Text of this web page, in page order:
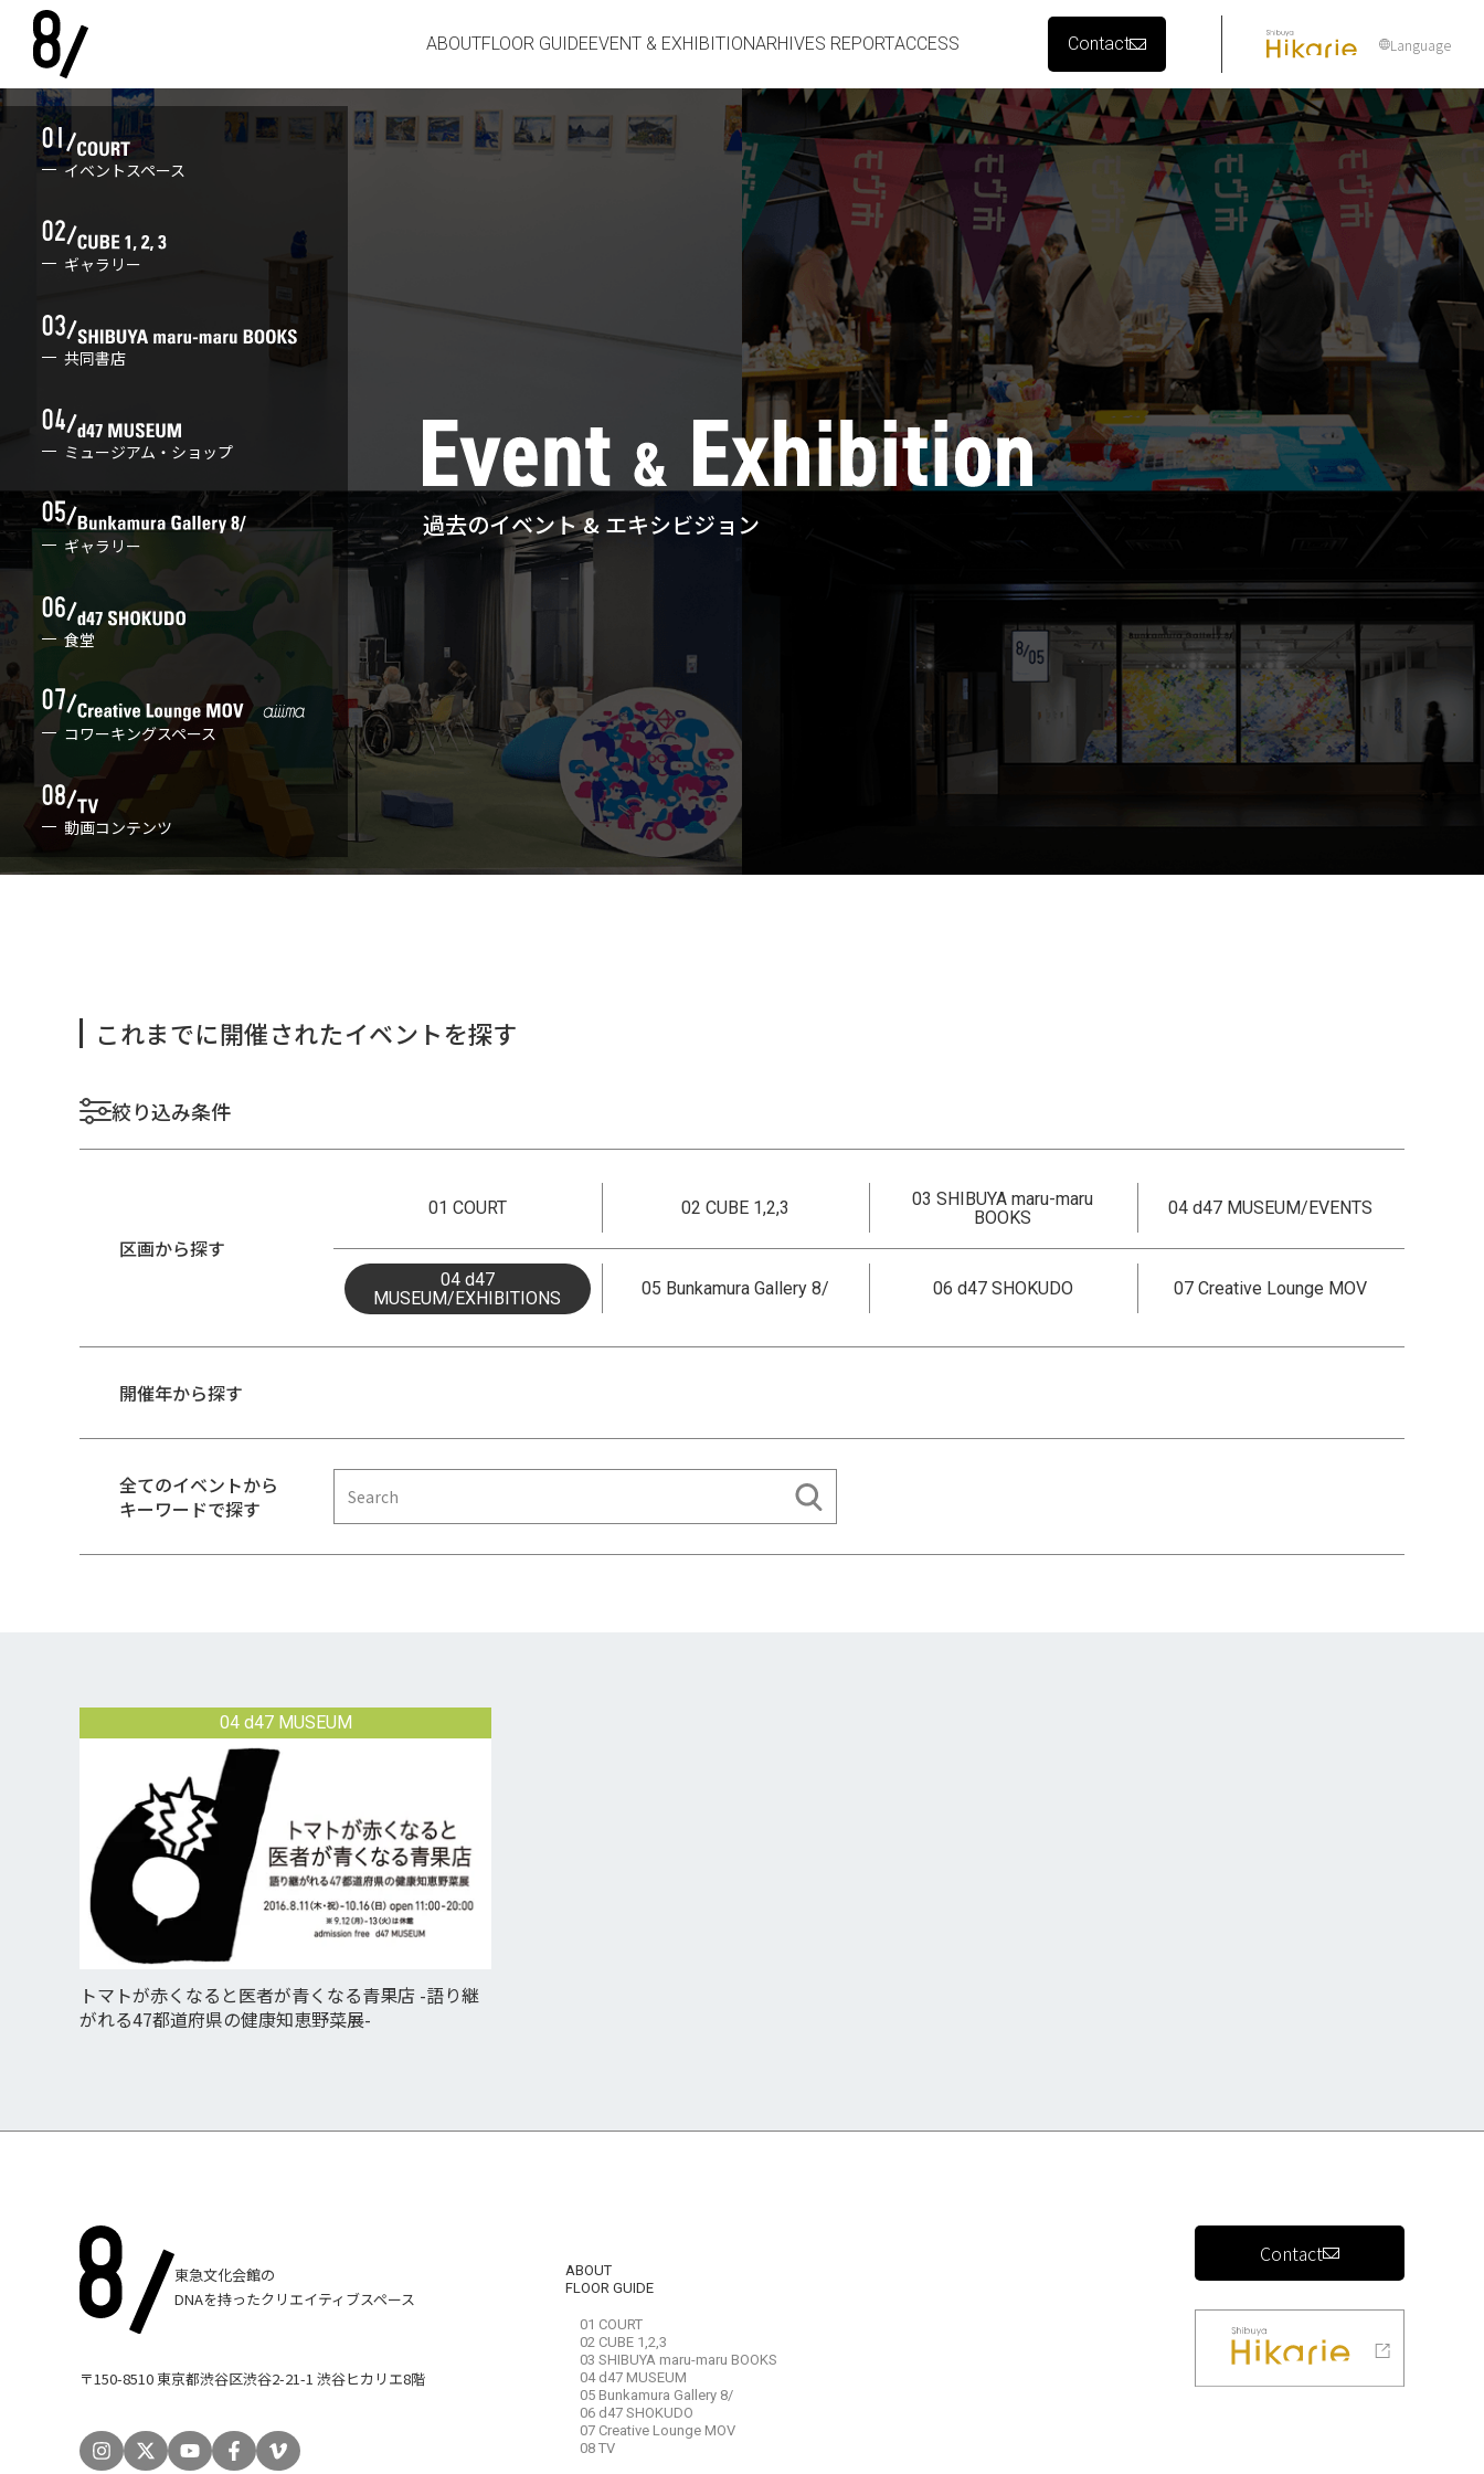
Language
Contact
ABOUTFLOOR GUIDEEVENT & EXHIBITIONARHIVES REPORTACCESS
イベントスペース
ギャラリー
共同書店
ミュージアム・ショップ
ギャラリー
食堂
コワーキングスペース
動画コンテンツ
過去のイベント & エキシビジョン
これまでに開催されたイベントを探す
絞り込み条件
区画から探す
01 COURT 02 CUBE 1,2,3
03 SHIBUYA maru-maru
BOOKS
04 d47 MUSEUM/EVENTS
04 d47
MUSEUM/EXHIBITIONS
05 Bunkamura Gallery 8/ 06 d47 SHOKUDO 07 Creative Lounge MOV
開催年から探す
全てのイベントから
キーワードで探す
04 d47 MUSEUM
トマトが赤くなると医者が青くなる青果店 -語り継
がれる47都道府県の健康知恵野菜展-
東急文化会館の
DNAを持ったクリエイティブスペース
〒150-8510 東京都渋谷区渋谷2-21-1 渋谷ヒカリエ8階
Contact
ABOUT
FLOOR GUIDE
01 COURT
02 CUBE 1,2,3
03 SHIBUYA maru-maru BOOKS
04 d47 MUSEUM
05 Bunkamura Gallery 8/
06 d47 SHOKUDO
07 Creative Lounge MOV
08 TV